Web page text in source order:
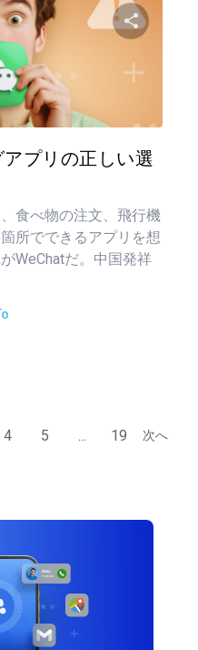
この記
プリの正しい選
食べ物の注文、飛行機
所でできるアプリを想
WeChatだ。中国発祥
4 5 ... 19 次へ